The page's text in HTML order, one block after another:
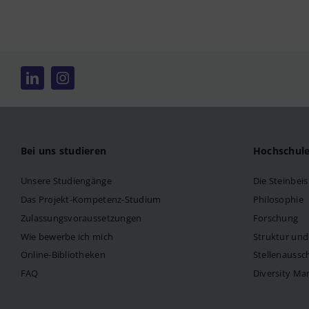
Bei uns studieren
Unsere Studiengänge
Das Projekt-Kompetenz-Studium
Zulassungsvoraussetzungen
Wie bewerbe ich mich
Online-Bibliotheken
FAQ
Hochschule
Die
Philosophie
Forschung
Struktur
Diversity